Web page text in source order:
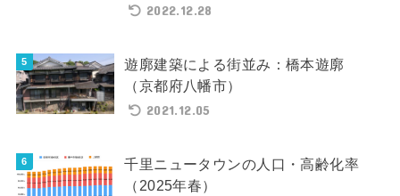
2022.12.28
遊廓建築による街並み：橋本遊廓
（京都府八幡市）
2021.12.05
千里ニュータウンの人口・高齢化率
（2025年春）